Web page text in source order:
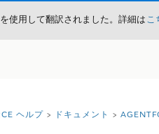
使用して翻訳されました。詳細はこ
ヘルプ ドキュメント